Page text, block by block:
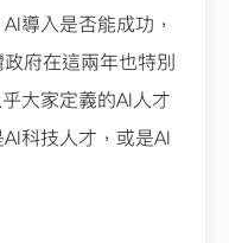
導入是否能成功，
府在這兩年也特別
大家定義的AI人才
科技人才，或是AI